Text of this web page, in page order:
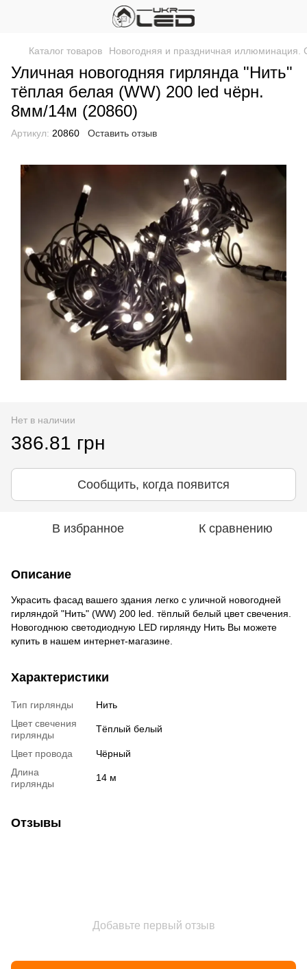
Каталог товаров Новогодняя и праздничная иллюминация.
Уличная новогодняя гирлянда "Нить"
тёплая белая (WW) 200 led чёрн.
8мм/14м (20860)
Артикул: 20860 Оставить отзыв
Нет в наличии
386.81 грн
Сообщить, когда появится
В избранное К сравнению
Описание
Украсить фасад вашего здания легко с уличной новогодней
гирляндой "Нить" (WW) 200 led. тёплый белый цвет свечения.
Новогоднюю светодиодную LED гирлянду Нить Вы можете
купить в нашем интернет-магазине.
Характеристики
Тип гирлянды
Нить
Цвет свечения
гирлянды
Тёплый белый
Цвет провода
Чёрный
Длина
гирлянды
14 м
Отзывы
Добавьте первый отзыв